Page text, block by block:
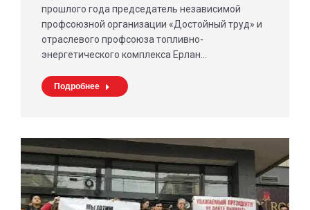
прошлого года председатель независимой
профсоюзной организации «Достойный труд» и
отраслевого профсоюза топливно-
энергетического комплекса Ерлан…
Подробнее